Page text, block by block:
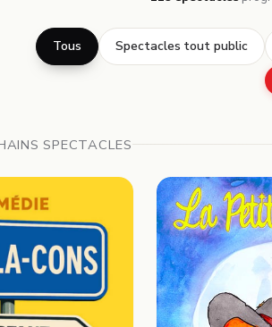
Tous Spectacles tout public
SPECTACLES